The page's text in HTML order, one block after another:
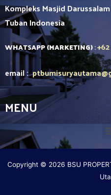
Kompleks Masjid
TubanIndonesia
WHATSAPP (MARKETING):
email :ptbumisuryautama
MENU
Copyright © 2026 BSU